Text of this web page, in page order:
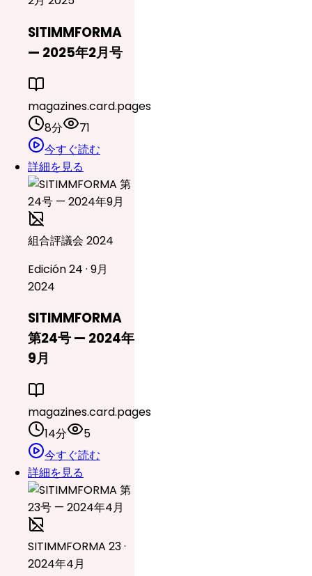
SITIMMFORMA
— 2025年2月号
magazines.card.pages
8分
71
今すぐ読む
詳細を見る
組合評議会 2024
Edición 24 · 9月
2024
SITIMMFORMA
第24号 — 2024年
9月
magazines.card.pages
14分
5
今すぐ読む
詳細を見る
SITIMMFORMA 23 ·
2024年4月